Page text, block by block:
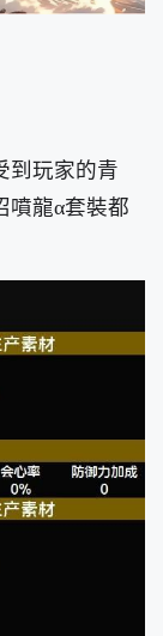
到玩家的青
噴龍α套裝都